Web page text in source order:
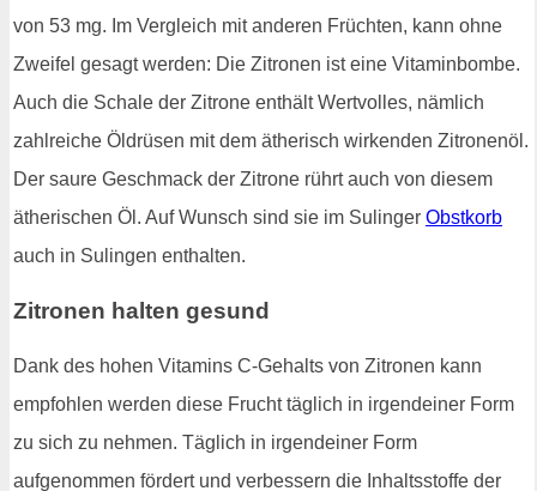
von 53 mg. Im Vergleich mit anderen Früchten, kann ohne
Zweifel gesagt werden: Die Zitronen ist eine Vitaminbombe.
Auch die Schale der Zitrone enthält Wertvolles, nämlich
zahlreiche Öldrüsen mit dem ätherisch wirkenden Zitronenöl.
Der saure Geschmack der Zitrone rührt auch von diesem
ätherischen Öl. Auf Wunsch sind sie im Sulinger Obstkorb
auch in Sulingen enthalten.
Zitronen halten gesund
Dank des hohen Vitamins C-Gehalts von Zitronen kann
empfohlen werden diese Frucht täglich in irgendeiner Form
zu sich zu nehmen. Täglich in irgendeiner Form
aufgenommen fördert und verbessern die Inhaltsstoffe der